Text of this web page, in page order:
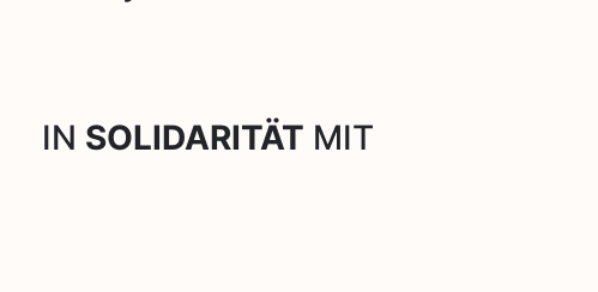
IN SOLIDARITÄT MIT